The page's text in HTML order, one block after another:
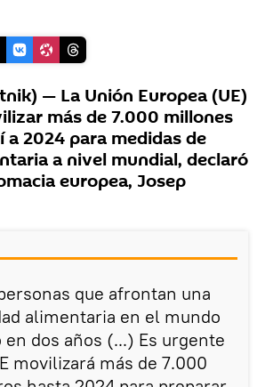
— La Unión Europea (UE)
más de 7.000 millones
a 2024 para medidas de
a nivel mundial, declaró
europea, Josep
que afrontan una
alimentaria en el mundo
en dos años (...) Es urgente
movilizará más de 7.000